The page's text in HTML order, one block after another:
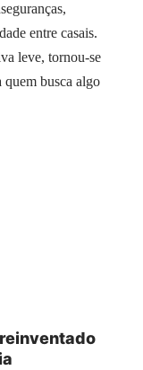
entre casais.
leve, tornou-se
quem busca algo